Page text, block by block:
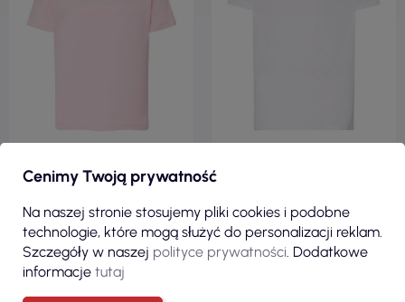
9,44 zł
( 11,61 zł brutto )
Koszulka dziecięca tsrk 150
regular kid różowy Jhk
( 18,70 zł brutto )
Koszulka męska tsr 160 regular
combed wh white Jhk
Cenimy Twoją prywatność
Na naszej stronie stosujemy pliki cookies i podobne
technologie, które mogą służyć do personalizacji reklam.
Szczegóły w naszej polityce prywatności . Dodatkowe
informacje tutaj